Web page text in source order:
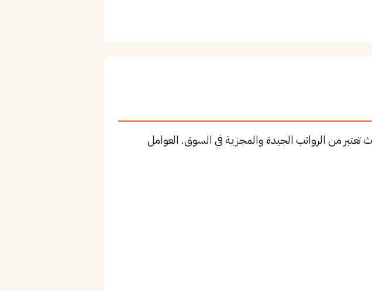
من الرواتب الجيدة والمجزية في السوق. العوامل